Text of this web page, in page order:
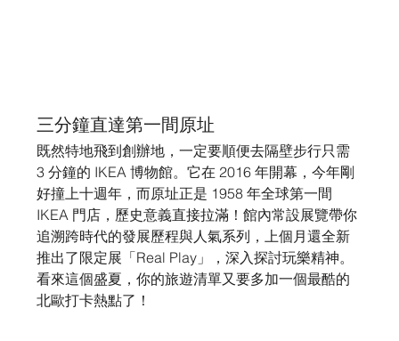
三分鐘直達第一間原址
既然特地飛到創辦地，一定要順便去隔壁步行只需
3 分鐘的 IKEA 博物館。它在 2016 年開幕，今年剛
好撞上十週年，而原址正是 1958 年全球第一間
IKEA 門店，歷史意義直接拉滿！館內常設展覽帶你
追溯跨時代的發展歷程與人氣系列，上個月還全新
推出了限定展「Real Play」，深入探討玩樂精神。
看來這個盛夏，你的旅遊清單又要多加一個最酷的
北歐打卡熱點了！